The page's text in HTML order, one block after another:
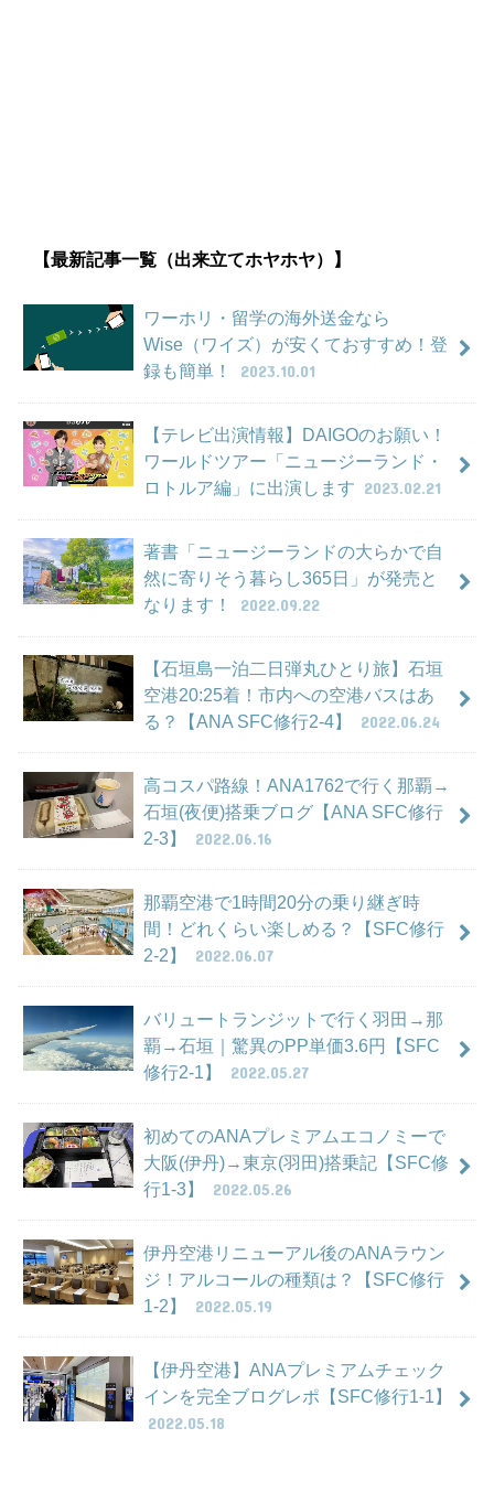
【最新記事一覧（出来立てホヤホヤ）】
ワーホリ・留学の海外送金なら
Wise（ワイズ）が安くておすすめ！登
録も簡単！
2023.10.01
【テレビ出演情報】DAIGOのお願い！
ワールドツアー「ニュージーランド・
ロトルア編」に出演します 2023.02.21
著書「ニュージーランドの大らかで自
然に寄りそう暮らし365日」が発売と
なります！
2022.09.22
【石垣島一泊二日弾丸ひとり旅】石垣
空港20:25着！市内への空港バスはあ
る？【ANA SFC修行2-4】
2022.06.24
高コスパ路線！ANA1762で行く那覇→
石垣(夜便)搭乗ブログ【ANA SFC修行
2-3】
2022.06.16
那覇空港で1時間20分の乗り継ぎ時
間！どれくらい楽しめる？【SFC修行
2-2】
2022.06.07
バリュートランジットで行く羽田→那
覇→石垣｜驚異のPP単価3.6円【SFC
修行2-1】
2022.05.27
初めてのANAプレミアムエコノミーで
大阪(伊丹)→東京(羽田)搭乗記【SFC修
行1-3】
2022.05.26
伊丹空港リニューアル後のANAラウン
ジ！アルコールの種類は？【SFC修行
1-2】
2022.05.19
【伊丹空港】ANAプレミアムチェック
インを完全ブログレポ【SFC修行1-1】
2022.05.18